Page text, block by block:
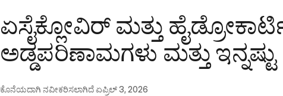
ಏಸೈಕ್ಲೋವಿರ್ ಮತ್ತು
ಅಡ್ಡಪರಿಣಾಮಗಳು ಮತ್ತು ಇನ್ನಷ್ಟು
ಕೊನೆಯದಾಗಿ ನವೀಕರಿಸಲಾಗಿದೆಏಪ್ರಿಲ್ 3, 2026